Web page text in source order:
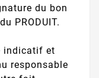
du bon
PRODUIT.
indicatif et
responsable